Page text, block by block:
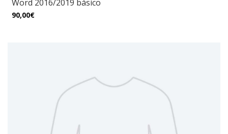
Word 2016/2019 básico
90,00€